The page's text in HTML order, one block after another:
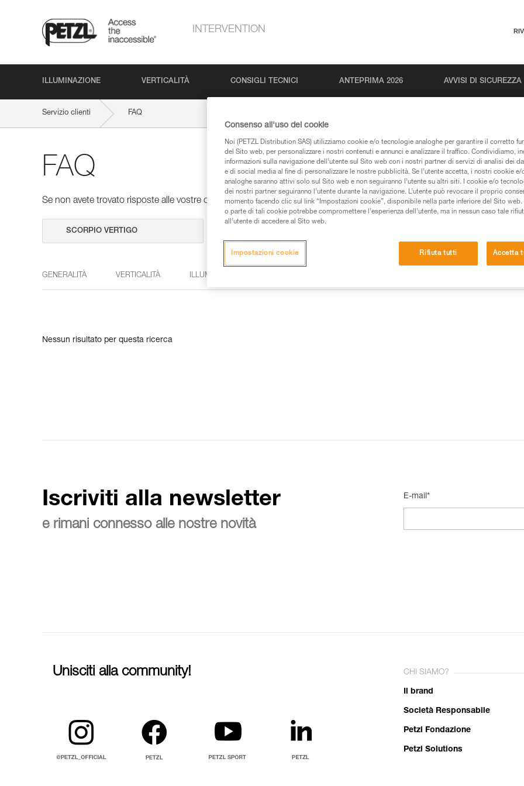
INTERVENTION
ILLUMINAZIONE VERTICALITÀ CONSIGLI TECNICI ANTEPRIMA 2026 AVVISI DI SICUREZZA
Servizio clienti FAQ
FAQ
Se non avete trovato risposte alle vostre domande nelle pagine prodotti e tecniche, le troverete qui.
GENERALITÀ VERTICALITÀ ILLUMINAZIONE
Nessun risultato per questa ricerca
Iscriviti alla newsletter
e rimani connesso alle nostre novità
E-mail*
Unisciti alla community! CHI SIAMO?
Il brand
Società Responsabile
Petzl Fondazione
Petzl Solutions
Consenso all'uso dei cookie
Noi (PETZL Distribution SAS) utilizziamo cookie e/o tecnologie analoghe per garantire il corretto
del Sito web, per personalizzare i nostri contenuti e annunci e analizzare il traffico. Condividiamo,
informazioni sulla navigazione dell’utente sul Sito web con i nostri partner di servizi di analisi dei
e di social media al fine di personalizzare le nostre pubblicità. Se l’utente accetta, i nostri cookie
analoghe saranno attivi solo sul Sito web e non seguiranno l’utente su altri siti. I cookie e/o
dei nostri partner seguiranno l’utente durante la navigazione. L’utente può revocare il proprio
momento facendo clic sul link “Impostazioni cookie”, disponibile nella parte inferiore del Sito
o parte di tali cookie potrebbe compromettere l’esperienza dell’utente, ma in nessun caso tale
all’utente di accedere al Sito web.
Rifiuta tutti Accetta
Impostazioni cookie